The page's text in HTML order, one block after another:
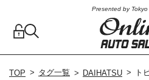
Presented by
TOP タグ一覧 DAIHATSU ト